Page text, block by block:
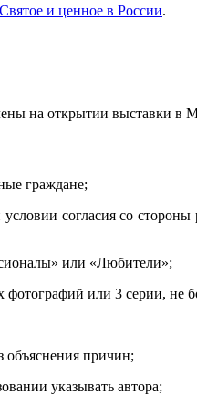
Святое и ценное в России.
на открытии выставки в
граждане;
согласия со
или «Любители»;
или 3 серии, не
объяснения причин;
указывать автора;